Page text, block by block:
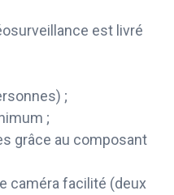
est livré
;
;
grâce au composant
caméra facilité (deux